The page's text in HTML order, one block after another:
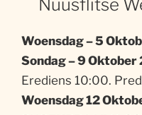
Nuusflitse
Woensdag – 5
Sondag – 9 Oktober
Erediens 10:00.
Woensdag 12